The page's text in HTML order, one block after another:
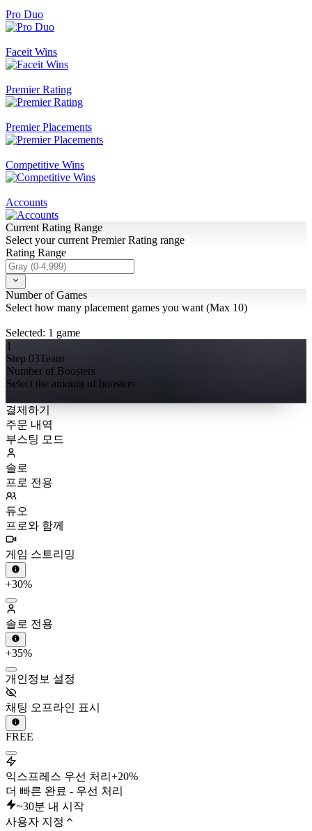
Pro Duo
Faceit Wins
Premier Rating
Premier Placements
Competitive Wins
Accounts
Current Rating Range
Select your current Premier Rating range
Rating Range
Number of Games
Select how many placement games you want (Max 10)
Selected: 1 game
1
Step 03Team
Number of Boosters
Select the amount of boosters
결제하기
주문 내역
부스팅 모드
솔로
프로 전용
듀오
프로와 함께
게임 스트리밍
+30%
솔로 전용
+35%
개인정보 설정
채팅 오프라인 표시
FREE
익스프레스 우선 처리 +20%
더 빠른 완료 - 우선 처리
~30분 내 시작
사용자 지정